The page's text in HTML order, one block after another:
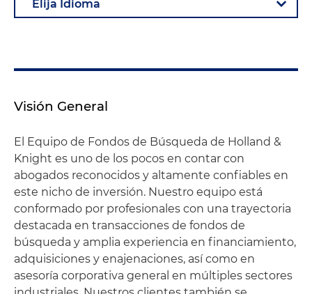
Visión General
El Equipo de Fondos de Búsqueda de Holland &
Knight es uno de los pocos en contar con
abogados reconocidos y altamente confiables en
este nicho de inversión. Nuestro equipo está
conformado por profesionales con una trayectoria
destacada en transacciones de fondos de
búsqueda y amplia experiencia en financiamiento,
adquisiciones y enajenaciones, así como en
asesoría corporativa general en múltiples sectores